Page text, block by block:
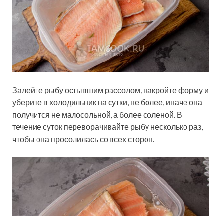
Залейте рыбу остывшим рассолом, накройте форму и
уберите в холодильник на сутки, не более, иначе она
получится не малосольной, а более соленой. В
течение суток переворачивайте рыбу несколько раз,
чтобы она просолилась со всех сторон.